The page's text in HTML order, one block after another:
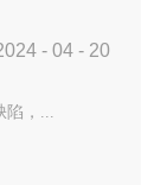
陷，...
- 04 - 20